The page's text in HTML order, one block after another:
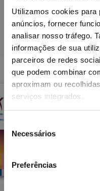
Utilizamos cookies para
anúncios, fornecer
analisar nosso tráfego.
informações de sua
parceiros de redes
que podem combinar
aproximam ou
serviços integrados.
Seleção
Necessários
Preferências
PODERÁ